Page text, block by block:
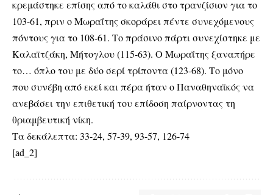
κρεμάστηκε επίσης από το καλάθι στο τρανζίσιον για το
103-61, πριν ο Μωραΐτης σκοράρει πέντε συνεχόμενους
πόντους για το 108-61. Το πράσινο πάρτι συνεχίστηκε με
Καλαϊτζάκη, Μήτογλου (115-63). Ο Μωραΐτης ξαναπήρε
το… όπλο του με δύο σερί τρίποντα (123-68). Το μόνο
που συνέβη από εκεί και πέρα ήταν ο Παναθηναϊκός να
ανεβάσει την επιθετική του επίδοση παίρνοντας τη
θριαμβευτική νίκη.
Τα δεκάλεπτα: 33-24, 57-39, 93-57, 126-74
[ad_2]